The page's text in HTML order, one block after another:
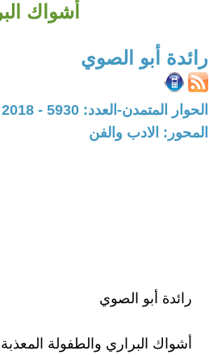
أشواك
رائدة أبو الصوي
الحوار المتمدن-العدد: 5930 - 2018 / 7 / 11 - 02:59
المحور: الادب والفن
رائدة أبو الصوي
أشواك البراري والطفولة المعذبة